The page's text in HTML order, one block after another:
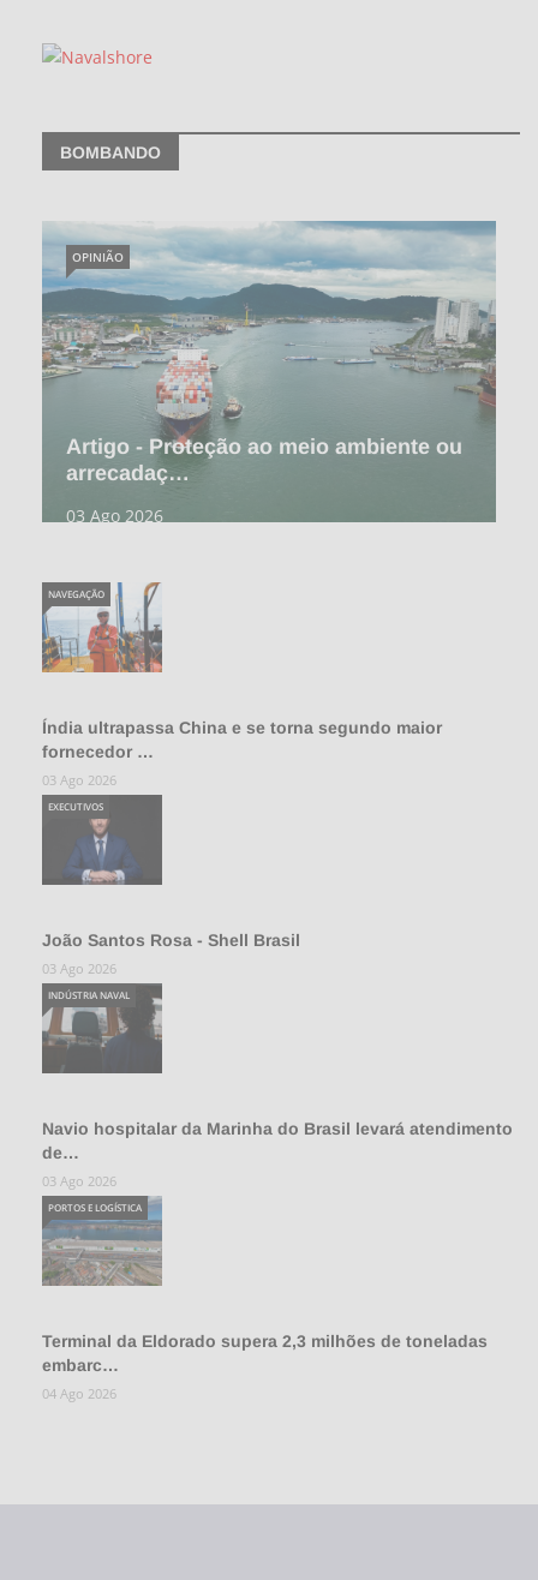
BOMBANDO
Artigo - Proteção ao meio ambiente ou
arrecadaç…
03 Ago 2026
OPINIÃO
Índia ultrapassa China e se torna segundo maior
fornecedor …
NAVEGAÇÃO
03 Ago 2026
João Santos Rosa - Shell Brasil
EXECUTIVOS
03 Ago 2026
Navio hospitalar da Marinha do Brasil levará atendimento
de…
INDÚSTRIA NAVAL
03 Ago 2026
Terminal da Eldorado supera 2,3 milhões de toneladas
embarc…
PORTOS E LOGÍSTICA
04 Ago 2026